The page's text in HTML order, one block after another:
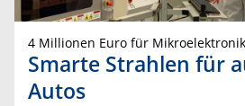
4 Millionen Euro für
Smarte Strahlen für
Autos